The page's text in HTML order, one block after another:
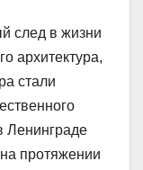
след в жизни
архитектура,
стали
Ленинграде
протяжении